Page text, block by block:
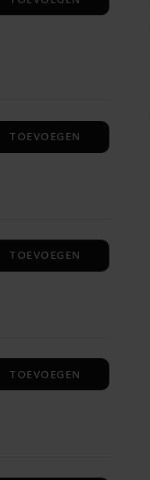
TOEVOEGEN
TOEVOEGEN
TOEVOEGEN